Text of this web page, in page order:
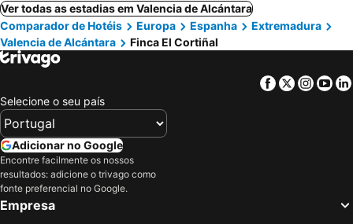
Ver todas as estadias em Valencia de Alcántara
Comparador de Hotéis
Europa Espanha
Extremadura
Valencia de Alcántara
Finca El Cortiñal
Facebook
Twitter
Selecione o seu país
Adicionar no Google
Encontre facilmente os nossos
resultados: adicione o trivago como
fonte preferencial no Google.
Empresa